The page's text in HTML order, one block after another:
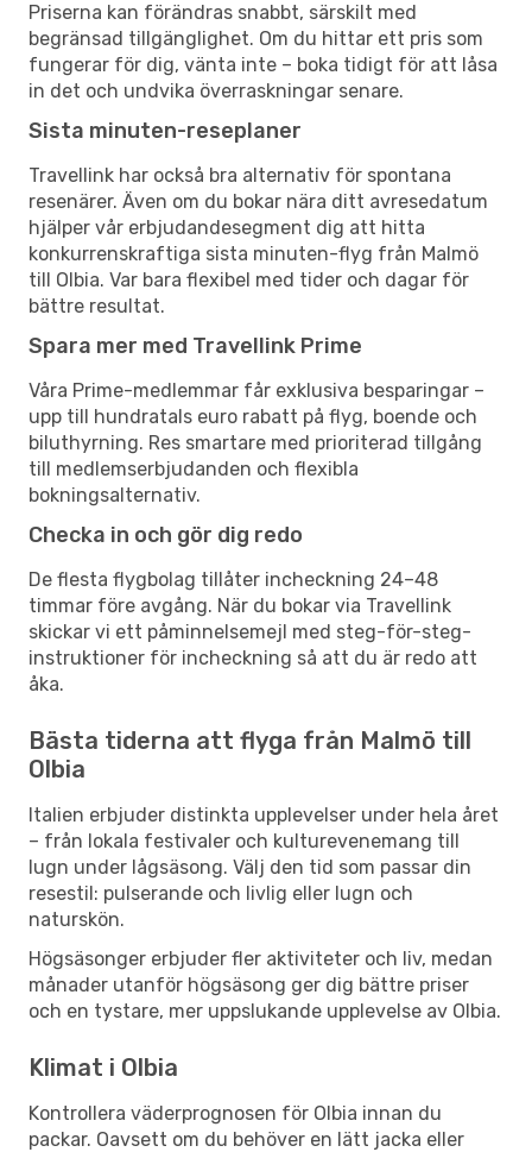
Priserna kan förändras snabbt, särskilt med
begränsad tillgänglighet. Om du hittar ett pris som
fungerar för dig, vänta inte – boka tidigt för att låsa
in det och undvika överraskningar senare.
Sista minuten-reseplaner
Travellink har också bra alternativ för spontana
resenärer. Även om du bokar nära ditt avresedatum
hjälper vår erbjudandesegment dig att hitta
konkurrenskraftiga sista minuten-flyg från Malmö
till Olbia. Var bara flexibel med tider och dagar för
bättre resultat.
Spara mer med Travellink Prime
Våra Prime-medlemmar får exklusiva besparingar –
upp till hundratals euro rabatt på flyg, boende och
biluthyrning. Res smartare med prioriterad tillgång
till medlemserbjudanden och flexibla
bokningsalternativ.
Checka in och gör dig redo
De flesta flygbolag tillåter incheckning 24–48
timmar före avgång. När du bokar via Travellink
skickar vi ett påminnelsemejl med steg-för-steg-
instruktioner för incheckning så att du är redo att
åka.
Bästa tiderna att flyga från Malmö till
Olbia
Italien erbjuder distinkta upplevelser under hela året
– från lokala festivaler och kulturevenemang till
lugn under lågsäsong. Välj den tid som passar din
resestil: pulserande och livlig eller lugn och
naturskön.
Högsäsonger erbjuder fler aktiviteter och liv, medan
månader utanför högsäsong ger dig bättre priser
och en tystare, mer uppslukande upplevelse av Olbia.
Klimat i Olbia
Kontrollera väderprognosen för Olbia innan du
packar. Oavsett om du behöver en lätt jacka eller